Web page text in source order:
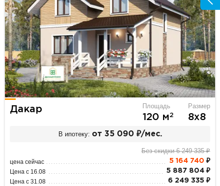
Дакар Площадь
120 м2
Размер
8х8
В ипотеку: от 35 090 ₽/мес.
Без скидки 6 249 335 ₽
цена сейчас 5 164 740 ₽
Цена с 16.08 5 887 804 ₽
Цена с 31.08 6 249 335 ₽